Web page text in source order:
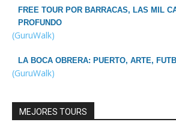
FREE TOUR POR BARRACAS, LAS MIL
PROFUNDO
(GuruWalk)
LA BOCA OBRERA: PUERTO, ARTE,
(GuruWalk)
MEJORES TOURS